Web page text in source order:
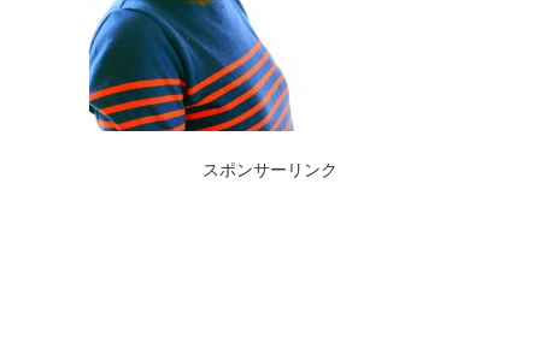
スポンサーリンク